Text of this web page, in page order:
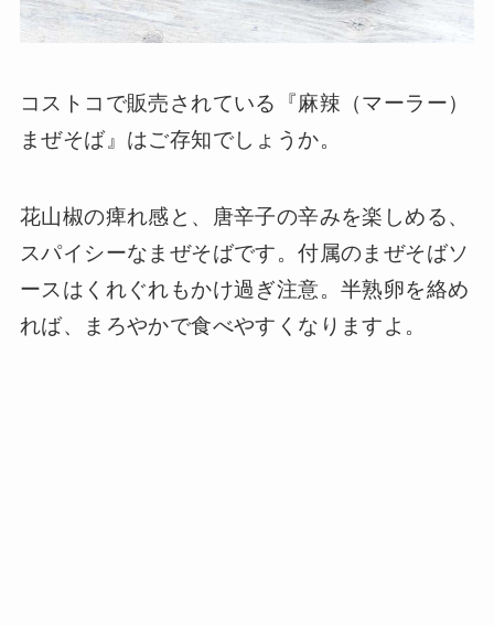
コストコで販売されている『麻辣（マーラー）
まぜそば』はご存知でしょうか。
花山椒の痺れ感と、唐辛子の辛みを楽しめる、
スパイシーなまぜそばです。付属のまぜそばソ
ースはくれぐれもかけ過ぎ注意。半熟卵を絡め
れば、まろやかで食べやすくなりますよ。